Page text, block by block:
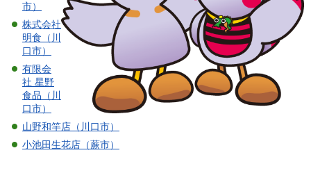
市）
株式会社
明食（川
口市）
有限会
社 星野
食品（川
口市）
山野和竿店（川口市）
小池田生花店（蕨市）